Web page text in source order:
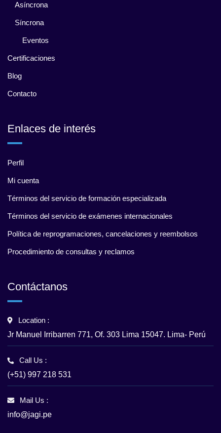
Asíncrona
Síncrona
Eventos
Certificaciones
Blog
Contacto
Enlaces de interés
Perfil
Mi cuenta
Términos del servicio de formación especializada
Términos del servicio de exámenes internacionales
Política de reprogramaciones, cancelaciones y reembolsos
Procedimiento de consultas y reclamos
Contáctanos
Location :
Jr Manuel Irribarren 771, Of. 303 Lima 15047. Lima- Perú
Call Us :
(+51) 997 218 531
Mail Us :
info@jagi.pe